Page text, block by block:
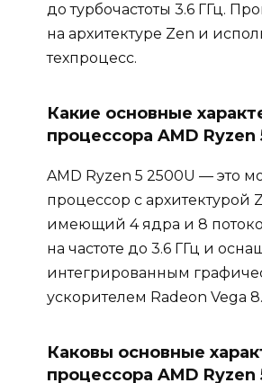
до турбочастоты 3.6 ГГц.
на архитектуре Zen и
техпроцесс.
Какие основные
процессора AMD Ryzen
AMD Ryzen 5 2500U — это
процессор с архитектурой
имеющий 4 ядра и 8
на частоте до 3.6 ГГц и
интегрированным
ускорителем Radeon Vega 8.
Каковы основные
процессора AMD Ryzen